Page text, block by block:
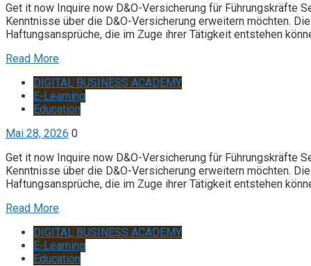
Get it now Inquire now D&O-Versicherung für Führungskräfte
Kenntnisse über die D&O-Versicherung erweitern möchten.
Haftungsansprüche, die im Zuge ihrer Tätigkeit entstehen
Read More
DIGITAL BUSINESS ACADEMY
E-Learning
Education
Mai 28, 2026 0
Get it now Inquire now D&O-Versicherung für Führungskräfte
Kenntnisse über die D&O-Versicherung erweitern möchten.
Haftungsansprüche, die im Zuge ihrer Tätigkeit entstehen
Read More
DIGITAL BUSINESS ACADEMY
E-Learning
Education